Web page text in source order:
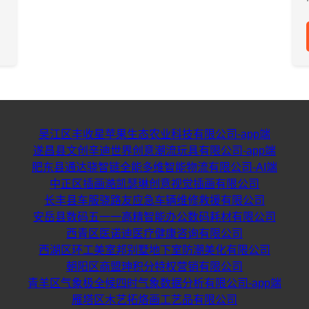
吴江区丰收星苹果生态农业科技有限公司-app端
遂昌县文创辛迪世界创意潮流玩具有限公司-app端
肥东县通达骁智链全能多维智能物流有限公司-AI端
中正区插画澔凯瑟琳创意视觉插画有限公司
长丰县车服骁路友应急车辆维修救援有限公司
安岳县数码五一一高精智能办公数码耗材有限公司
西青区医诺迪医疗健康咨询有限公司
西湖区环工美室邦别墅地下室防潮美化有限公司
朝阳区商盟珅积分特权营销有限公司
青羊区气象极全候四时气象数据分析有限公司-app端
雁塔区木艺拓烙画工艺品有限公司